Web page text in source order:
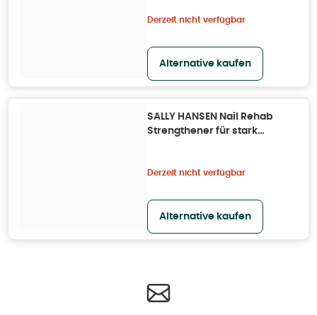
Derzeit nicht verfügbar
Alternative kaufen
SALLY HANSEN Nail Rehab
Strengthener für stark
Derzeit nicht verfügbar
Alternative kaufen